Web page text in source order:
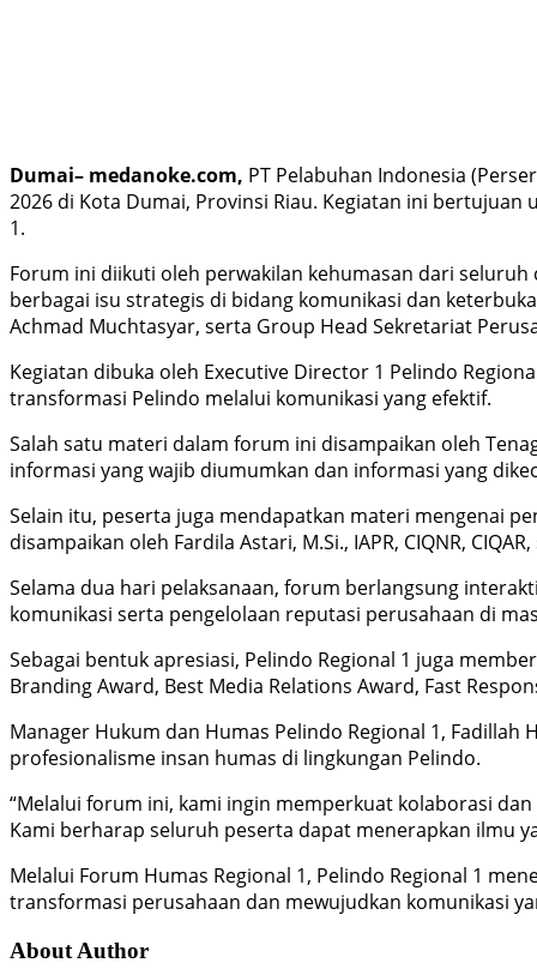
Dumai– medanoke.com, PT Pelabuhan Indonesia
2026 di Kota Dumai, Provinsi Riau. Kegiatan ini
1.
Forum ini diikuti oleh perwakilan kehumasan dari
berbagai isu strategis di bidang komunikasi dan
Achmad Muchtasyar, serta Group Head Sekretariat
Kegiatan dibuka oleh Executive Director 1 Pelindo
transformasi Pelindo melalui komunikasi yang efektif.
Salah satu materi dalam forum ini disampaikan oleh
informasi yang wajib diumumkan dan informasi yang
Selain itu, peserta juga mendapatkan materi mengenai
disampaikan oleh Fardila Astari, M.Si., IAPR, CIQNR,
Selama dua hari pelaksanaan, forum berlangsung
komunikasi serta pengelolaan reputasi perusahaan di
Sebagai bentuk apresiasi, Pelindo Regional 1 juga
Branding Award, Best Media Relations Award, Fast
Manager Hukum dan Humas Pelindo Regional 1,
profesionalisme insan humas di lingkungan Pelindo.
“Melalui forum ini, kami ingin memperkuat kolaborasi
Kami berharap seluruh peserta dapat menerapkan ilmu
Melalui Forum Humas Regional 1, Pelindo Regional 1
transformasi perusahaan dan mewujudkan komunikasi
About Author